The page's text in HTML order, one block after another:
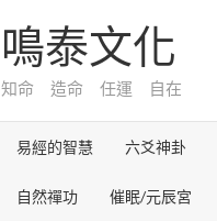
鳴泰文化
知命 造命 任運 自在
易經的智慧 六爻神卦
自然禪功 催眠/元辰宮